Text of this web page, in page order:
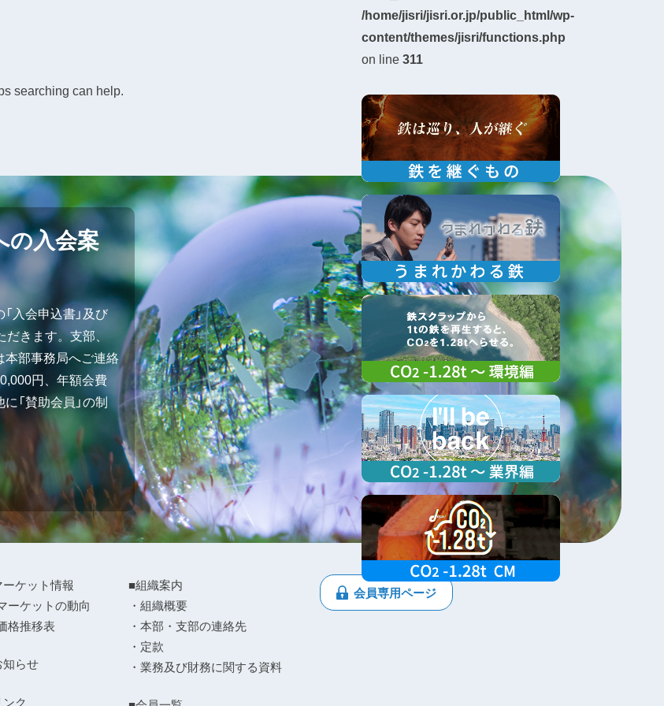
searching can help.
/home/jisri/jisri.or.jp/public_html/wp-
content/themes/jisri/functions.php
on line311
の入会案
入会申込書」及び
だきます。支部、
部事務局へご連絡
円、年額会費
「賛助会員」の制
ーケット情報
ーケットの動向
格推移表
知らせ
ク
■組織案内
・組織概要
・本部・支部の連絡先
・定款
・業務及び財務に関する資料
会員専用ページ